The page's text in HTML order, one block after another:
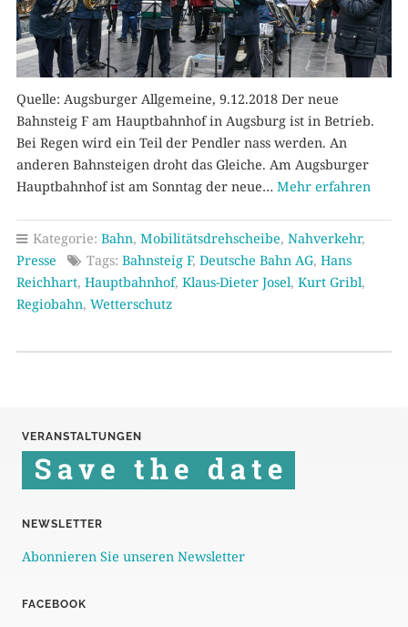
Quelle: Augsburger Allgemeine, 9.12.2018 Der neue
Bahnsteig F am Hauptbahnhof in Augsburg ist in Betrieb.
Bei Regen wird ein Teil der Pendler nass werden. An
anderen Bahnsteigen droht das Gleiche. Am Augsburger
Hauptbahnhof ist am Sonntag der neue… Mehr erfahren
Kategorie: Bahn, Mobilitätsdrehscheibe, Nahverkehr,
Presse
Tags: Bahnsteig F, Deutsche Bahn AG, Hans
Reichhart, Hauptbahnhof, Klaus-Dieter Josel, Kurt Gribl,
Regiobahn, Wetterschutz
VERANSTALTUNGEN
NEWSLETTER
Abonnieren Sie unseren Newsletter
FACEBOOK